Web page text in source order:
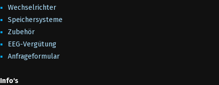
Wechselrichter
Speichersysteme
Zubehör
EEG-Vergütung
Anfrageformular
Info's